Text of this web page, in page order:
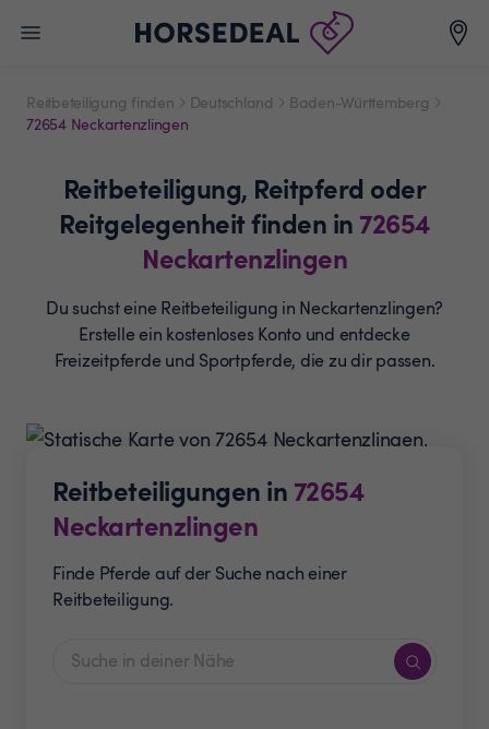
Reitbeteiligung finden Deutschland
Baden-Württemberg
72654 Neckartenzlingen
Reitbeteiligung, Reitpferd oder
Reitgelegenheitfinden in 72654
Neckartenzlingen
Du suchst eine Reitbeteiligung in Neckartenzlingen?
Erstelle ein kostenloses Konto und entdecke
Freizeitpferde und Sportpferde, die zu dir passen.
Reitbeteiligungen in 72654
Neckartenzlingen
Finde Pferde auf der Suche nach einer
Reitbeteiligung.